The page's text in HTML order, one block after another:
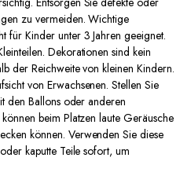
zu vermeiden. Wichtige
für Kinder unter 3 Jahren geeignet.
Dekorationen sind kein
der Reichweite von kleinen Kindern.
von Erwachsenen. Stellen Sie
den Ballons oder anderen
beim Platzen laute Geräusche
können. Verwenden Sie diese
kaputte Teile sofort, um